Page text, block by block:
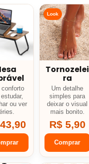
conforto
ou ver
Look
Tornozelei
ra
Um detalhe
simples para
deixar o visual
mais bonito.
R$ 5,90
Comprar